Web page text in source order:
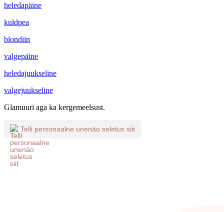
heledapäine
kuldpea
blondiin
valgepäine
heledajuukseline
valgejuukseline
Glamuuri aga ka kergemeelsust.
Telli personaalne unenäo seletus siit